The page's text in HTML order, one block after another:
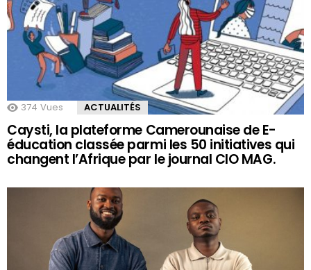
374 Vues ACTUALITÉS
Caysti, la plateforme Camerounaise de E-
éducation classée parmi les 50 initiatives qui
changent l’Afrique par le journal CIO MAG.